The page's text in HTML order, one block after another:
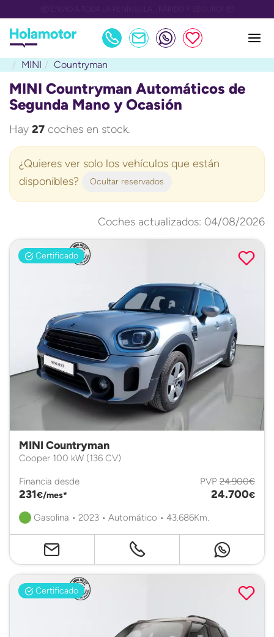
MINI Countryman
MINI Countryman Automáticos de
Segunda Mano y Ocasión
Hay 27 coches en stock.
¿Quieres ver solo los vehículos que están
disponibles?
Ocultar reservados
Coches actualizados: 04/08/2026
Certificado
MINI Countryman
Cooper 100 kW (136 CV)
Financia desde
231€/mes*
PVP 24.900€
24.700€
Gasolina • 2023 • Automático • 43.686Km.
Certificado